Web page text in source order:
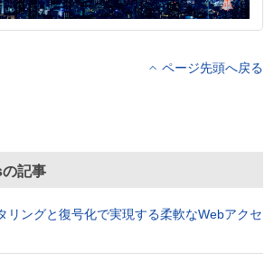
ページ先頭へ戻る
記事
ングと復号化で実現する柔軟なWebアクセ